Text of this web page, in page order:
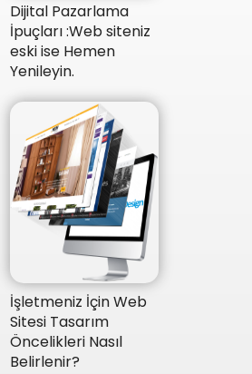
Dijital Pazarlama
İpuçları :Web siteniz
eski ise Hemen
Yenileyin.
İşletmeniz İçin Web
Sitesi Tasarım
Öncelikleri Nasıl
Belirlenir?